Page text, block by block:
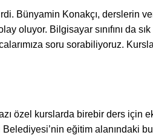
Konakçı, derslerin
oluyor. Bilgisayar sınıfını da
soru sorabiliyoruz.
özel kurslarda birebir ders
eğitim alanındaki bu